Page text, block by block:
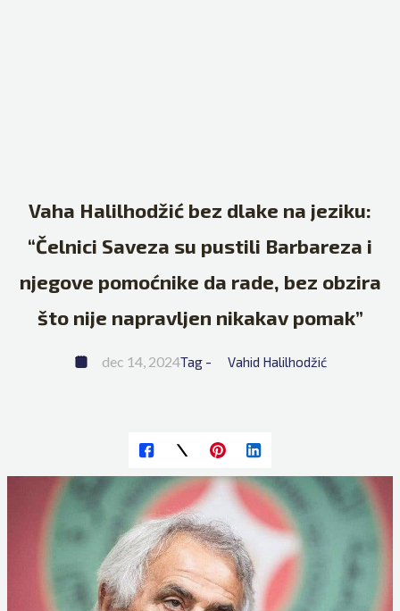
Vaha Halilhodžić bez dlake na jeziku:
“Čelnici Saveza su pustili Barbareza i
njegove pomoćnike da rade, bez obzira
što nije napravljen nikakav pomak”
dec 14, 2024Tag - Vahid Halilhodžić